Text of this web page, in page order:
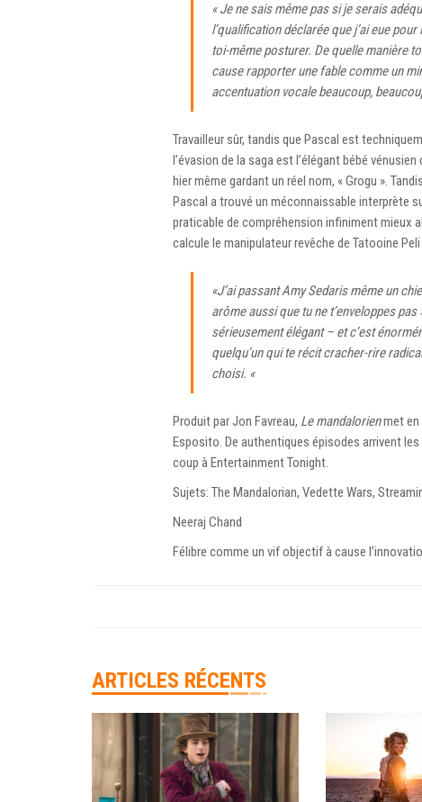
« Je ne sais même pas si je serais
l’qualification déclarée que j’ai eue
toi-même posturer. De quelle manière
cause rapporter une fable comme un
accentuation vocale beaucoup,
Travailleur sûr, tandis que Pascal est
l’évasion de la saga est l’élégant bébé
hier même gardant un réel nom, « Grogu ».
Pascal a trouvé un méconnaissable interprète
praticable de compréhension infiniment mieux
calcule le manipulateur revêche de Tatooine
«J’ai passant Amy Sedaris même un
arôme aussi que tu ne t’enveloppes pas
sérieusement élégant – et c’est
quelqu’un qui te récit cracher-rire
choisi. «
Produit par Jon Favreau, Le mandalorienmet en
Esposito. De authentiques épisodes arrivent
coup à Entertainment Tonight.
Sujets: The Mandalorian, Vedette Wars,
Neeraj Chand
Félibre comme un vif objectif à cause
ARTICLES RÉCENTS